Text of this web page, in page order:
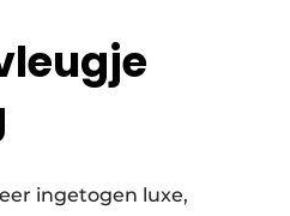
ingetogen luxe,